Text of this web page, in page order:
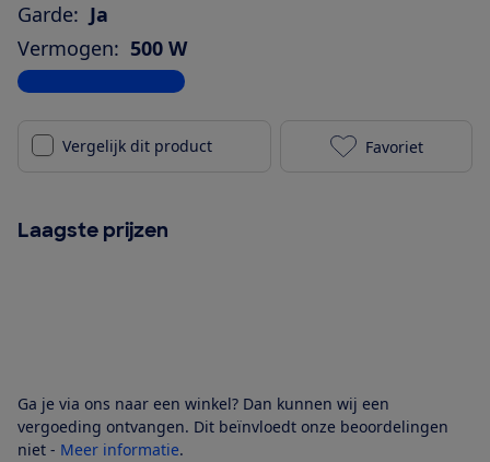
Garde: Ja
Vermogen: 500 W
Bekijk alle specificaties
Vergelijk dit product Russell
Favoriet
Laagste prijzen
Ga je via ons naar een winkel? Dan kunnen wij een
vergoeding ontvangen. Dit beïnvloedt onze beoordelingen
niet - Meer informatie.